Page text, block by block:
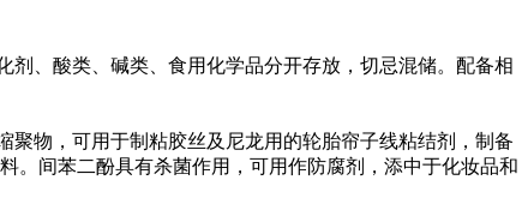
、酸类、碱类、食用化学品分开存放，切忌混储。配备相
物，可用于制粘胶丝及尼龙用的轮胎帘子线粘结剂，制备
。间苯二酚具有杀菌作用，可用作防腐剂，添中于化妆品和